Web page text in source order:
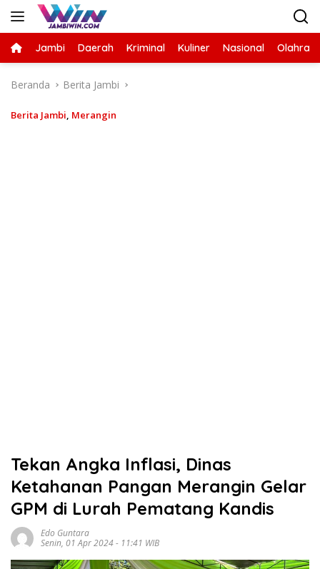
Langsung
Jambi Daerah Kriminal Kuliner Nasional
Beranda Berita Jambi
Berita Jambi, Merangin
Tekan Angka Inflasi, Dinas
Ketahanan Pangan Merangin Gelar
GPM di Lurah Pematang Kandis
Edo Guntara
Senin, 01 Apr 2024 - 11:41 WIB